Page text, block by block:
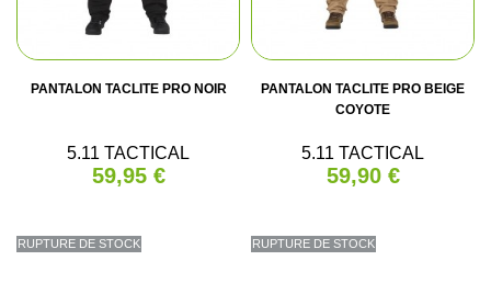
PANTALON TACLITE PRO NOIR
5.11 TACTICAL
59,95 €
RUPTURE DE STOCK
PANTALON TACLITE PRO BEIGE
COYOTE
5.11 TACTICAL
59,90 €
RUPTURE DE STOCK